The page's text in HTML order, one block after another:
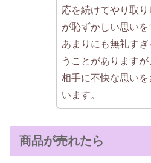
応を続けてやり取
が恥ずかしい思いを
あまりにも無礼す
うことがありますが
相手に不快な思い
います。
商品が売れたら